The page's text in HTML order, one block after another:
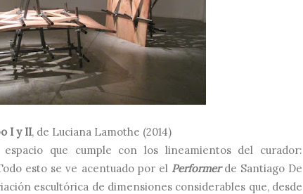
I y II, de Luciana Lamothe (2014)
que cumple con los lineamientos del curador:
esto se ve acentuado por el Performerde Santiago De
escultórica de dimensiones considerables que, desde